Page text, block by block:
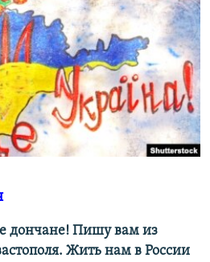
дончане! Пишу вам из
Жить нам в России